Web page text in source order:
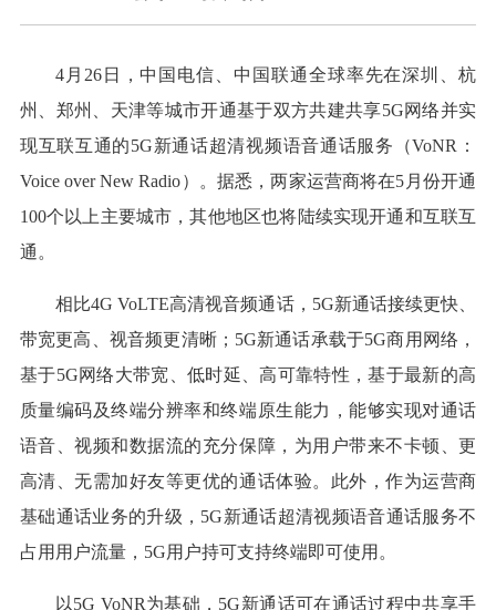
4月26日，中国电信、中国联通全球率先在深圳、杭
州、郑州、天津等城市开通基于双方共建共享5G网络并实
现互联互通的5G新通话超清视频语音通话服务（VoNR：
Voice over New Radio）。据悉，两家运营商将在5月份开通
100个以上主要城市，其他地区也将陆续实现开通和互联互
通。
相比4G VoLTE高清视音频通话，5G新通话接续更快、
带宽更高、视音频更清晰；5G新通话承载于5G商用网络，
基于5G网络大带宽、低时延、高可靠特性，基于最新的高
质量编码及终端分辨率和终端原生能力，能够实现对通话
语音、视频和数据流的充分保障，为用户带来不卡顿、更
高清、无需加好友等更优的通话体验。此外，作为运营商
基础通话业务的升级，5G新通话超清视频语音通话服务不
占用用户流量，5G用户持可支持终端即可使用。
以5G VoNR为基础，5G新通话可在通话过程中共享手